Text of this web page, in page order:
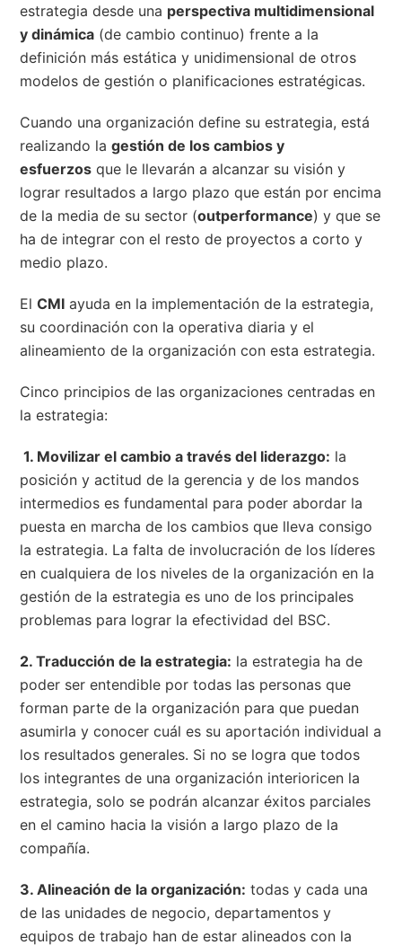
estrategia desde una perspectiva multidimensional
y dinámica (de cambio continuo) frente a la
definición más estática y unidimensional de otros
modelos de gestión o planificaciones estratégicas.
Cuando una organización define su estrategia, está
realizando lagestión de los cambios y
esfuerzos que le llevarán a alcanzar su visión y
lograr resultados a largo plazo que están por encima
de la media de su sector (outperformance) y que se
ha de integrar con el resto de proyectos a corto y
medio plazo.
ElCMI ayuda en la implementación de la estrategia,
su coordinación con la operativa diaria y el
alineamiento de la organización con esta estrategia.
Cinco principios de las organizaciones centradas en
la estrategia:
1. Movilizar el cambio a través del liderazgo: la
posición y actitud de la gerencia y de los mandos
intermedios es fundamental para poder abordar la
puesta en marcha de los cambios que lleva consigo
la estrategia. La falta de involucración de los líderes
en cualquiera de los niveles de la organización en la
gestión de la estrategia es uno de los principales
problemas para lograr la efectividad del BSC.
2. Traducción de la estrategia: la estrategia ha de
poder ser entendible por todas las personas que
forman parte de la organización para que puedan
asumirla y conocer cuál es su aportación individual a
los resultados generales. Si no se logra que todos
los integrantes de una organización interioricen la
estrategia, solo se podrán alcanzar éxitos parciales
en el camino hacia la visión a largo plazo de la
compañía.
3. Alineación de la organización: todas y cada una
de las unidades de negocio, departamentos y
equipos de trabajo han de estar alineados con la